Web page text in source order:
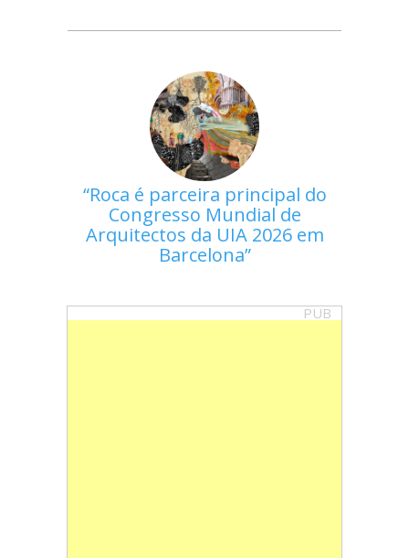
Roca é parceira principal do
Congresso Mundial de
Arquitectos da UIA 2026 em
Barcelona
PUB